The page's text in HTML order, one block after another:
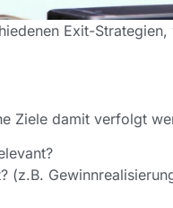
Exit-
Ziele damit verfolgt
(z.B.